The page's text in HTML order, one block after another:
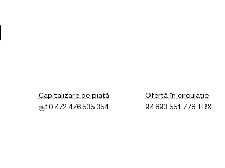
Capitalizare de piață
ரூ10.472.476.535.354
Ofertă în circulație
94.893.551.778 TRX